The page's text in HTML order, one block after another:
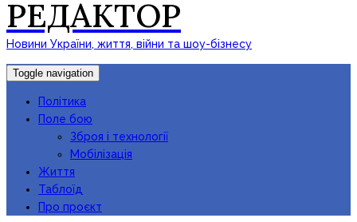
РЕДАКТОР
Новини України, життя, війни та шоу-бізнесу
Toggle navigation
Політика
Поле бою
Зброя і технології
Мобілізація
Життя
Таблоїд
Про проєкт